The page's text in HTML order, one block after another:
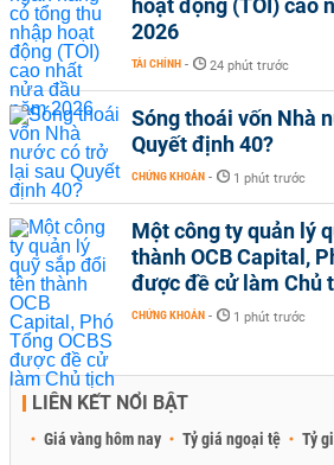
2026
TÀI CHÍNH - 24 phút trước
Sóng thoái vốn Nhà
Quyết định 40?
CHỨNG KHOÁN - 1 phút trước
Một công ty quản lý
thành OCB Capital,
được đề cử làm Chủ
CHỨNG KHOÁN - 1 phút trước
LIÊN KẾT NỔI BẬT
Giá vàng hôm nay Tỷ giá ngoại tệ Tỷ